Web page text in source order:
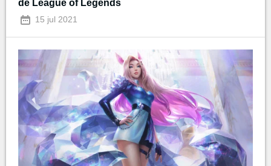
de League of Legends
15 jul 2021